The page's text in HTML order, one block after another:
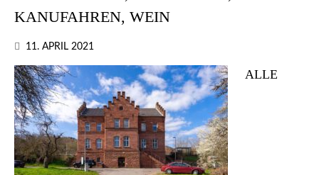
KANUFAHREN, WEIN
11. APRIL 2021
ALLE